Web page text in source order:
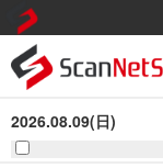
2026.08.09(日)